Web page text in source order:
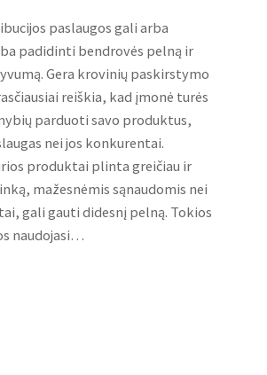
paslaugos gali arba
padidinti bendrovės pelną ir
Gera krovinių paskirstymo
reiškia, kad įmonė turės
parduoti savo produktus,
nei jos konkurentai.
produktai plinta greičiau ir
mažesnėmis sąnaudomis nei
gali gauti didesnį pelną. Tokios
naudojasi…